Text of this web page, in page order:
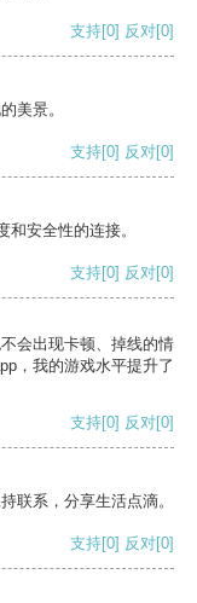
支持[0] 反对[0]
美景。
支持[0] 反对[0]
安全性的连接。
支持[0] 反对[0]
会出现卡顿、掉线的情
，我的游戏水平提升了
支持[0] 反对[0]
联系，分享生活点滴。
支持[0] 反对[0]